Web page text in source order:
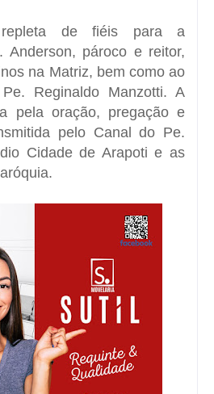
de fiéis para a
Anderson, pároco e reitor,
na Matriz, bem como ao
Reginaldo Manzotti. A
pela oração, pregação e
pelo Canal do Pe.
Cidade de Arapoti e as